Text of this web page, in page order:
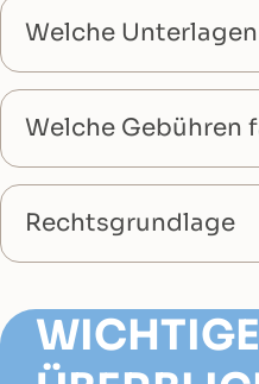
Welche
Welche Gebühren
Rechtsgrundlage